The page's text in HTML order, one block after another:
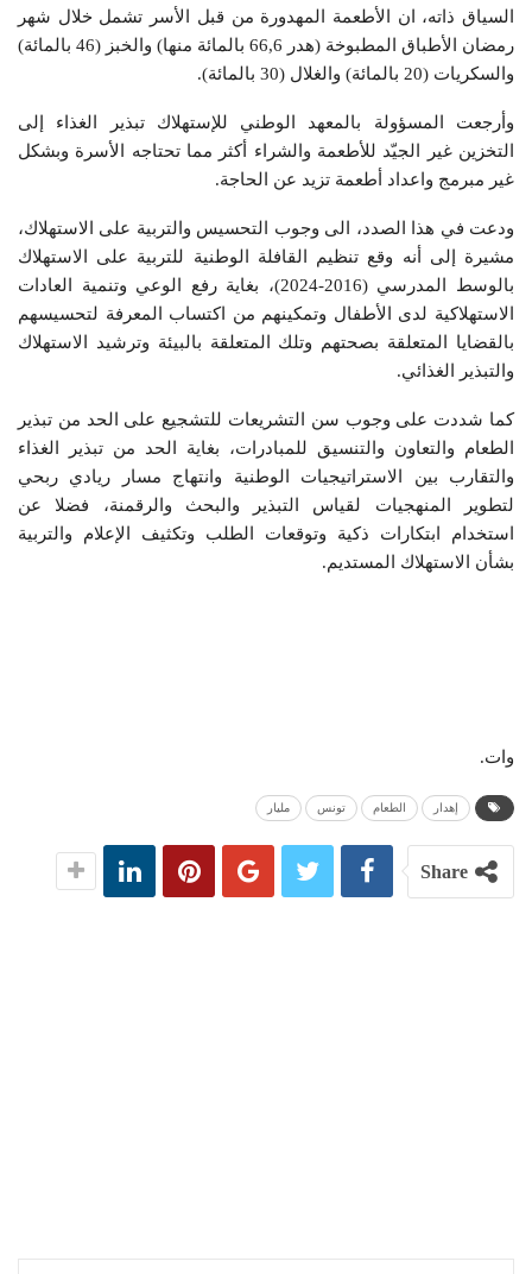
السياق ذاته، ان الأطعمة المهدورة من قبل الأسر تشمل خلال شهر
رمضان الأطباق المطبوخة (هدر 66,6 بالمائة منها) والخبز (46 بالمائة)
والسكريات (20 بالمائة) والغلال (30 بالمائة).
وأرجعت المسؤولة بالمعهد الوطني للإستهلاك تبذير الغذاء إلى
التخزين غير الجيّد للأطعمة والشراء أكثر مما تحتاجه الأسرة وبشكل
غير مبرمج واعداد أطعمة تزيد عن الحاجة.
ودعت في هذا الصدد، الى وجوب التحسيس والتربية على الاستهلاك،
مشيرة إلى أنه وقع تنظيم القافلة الوطنية للتربية على الاستهلاك
بالوسط المدرسي (2016-2024)، بغاية رفع الوعي وتنمية العادات
الاستهلاكية لدى الأطفال وتمكينهم من اكتساب المعرفة لتحسيسهم
بالقضايا المتعلقة بصحتهم وتلك المتعلقة بالبيئة وترشيد الاستهلاك
والتبذير الغذائي.
كما شددت على وجوب سن التشريعات للتشجيع على الحد من تبذير
الطعام والتعاون والتنسيق للمبادرات، بغاية الحد من تبذير الغذاء
والتقارب بين الاستراتيجيات الوطنية وانتهاج مسار ريادي ربحي
لتطوير المنهجيات لقياس التبذير والبحث والرقمنة، فضلا عن
استخدام ابتكارات ذكية وتوقعات الطلب وتكثيف الإعلام والتربية
بشأن الاستهلاك المستديم.
وات.
إهدار الطعام تونس مليار
Share